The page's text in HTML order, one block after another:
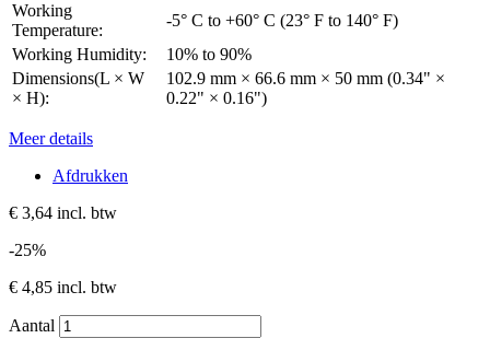
Working
Temperature:
-5° C to +60° C (23° F to 140° F)
Working Humidity:
10% to 90%
Dimensions(L × W
× H):
102.9 mm × 66.6 mm × 50 mm (0.34" ×
0.22" × 0.16")
Meer details
Afdrukken
€ 3,64 incl. btw
-25%
€ 4,85 incl. btw
Aantal